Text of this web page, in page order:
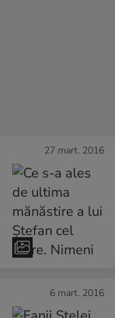
27 mart. 2016
6 mart. 2016